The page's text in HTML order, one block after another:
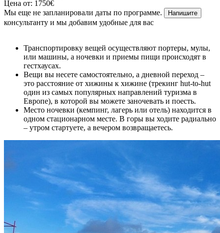
Цена от: 1750€
Мы еще не запланировали даты по программе.
Напишите
консультанту и мы добавим удобные для вас
Транспортировку вещей осуществляют портеры, мулы,
или машины, а ночевки и приемы пищи происходят в
гестхаусах.
Вещи вы несете самостоятельно, а дневной переход –
это расстояние от хижины к хижине (трекинг hut-to-hut
один из самых популярных направлений туризма в
Европе), в которой вы можете заночевать и поесть.
Место ночевки (кемпинг, лагерь или отель) находится в
одном стационарном месте. В горы вы ходите радиально
– утром стартуете, а вечером возвращаетесь.